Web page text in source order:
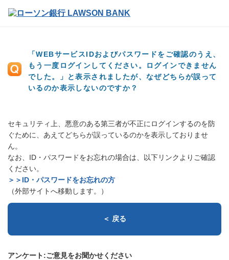
「WEBサービスIDおよびパスワードをご確認のうえ、
もう一度ログインしてください。ログインできません
でした。」と表示されましたが、なぜどちらが誤って
いるのか表示しないのですか？
セキュリティ上、悪意のある第三者が不正にログインするのを防
ぐために、あえてどちらが誤っているのかを表示しておりませ
ん。
なお、ID・パスワードをお忘れの場合は、以下リンクよりご確認
ください。
＞＞ID・パスワードをお忘れの方
（外部サイトへ移動します。）
＜ 戻る
アンケート:ご意見をお聞かせください